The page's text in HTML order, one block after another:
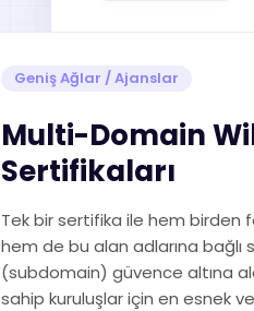
Geniş Ağlar / Ajanslar
Multi-Domain
Sertifikaları
Tek bir sertifika ile hem birden
hem de bu alan adlarına bağlı
(subdomain) güvence altına
sahip kuruluşlar için en esnek